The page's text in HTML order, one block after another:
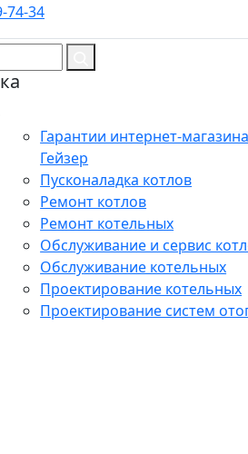
74-34
Гарантии интернет-
Гейзер
Пусконаладка котлов
Ремонт котлов
Ремонт котельных
Обслуживание и сервис
Обслуживание котельных
Проектирование котельных
Проектирование систем